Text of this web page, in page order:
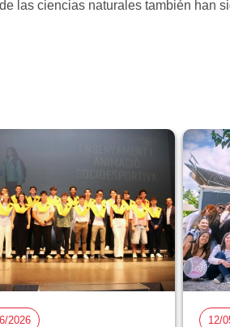
las ciencias naturales también han
2026 12/